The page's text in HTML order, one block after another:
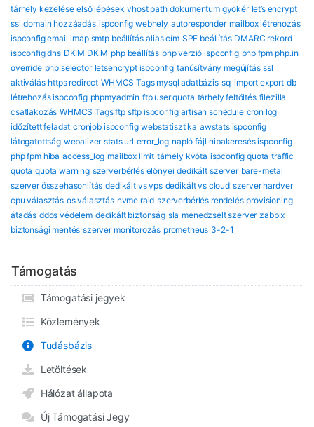
tárhely kezelése első lépések vhost path dokumentum gyökér let’s encrypt
ssl domain hozzáadás ispconfig webhely autoresponder mailbox létrehozás
ispconfig email imap smtp beállítás alias cím SPF beállítás DMARC rekord
ispconfig dns DKIM DKIM php beállítás php verzió ispconfig php fpm php.ini
override php selector letsencrypt ispconfig tanúsítvány megújítás ssl
aktiválás https redirect WHMCS Tags mysql adatbázis sql import export db
létrehozás ispconfig phpmyadmin ftp user quota tárhely feltöltés filezilla
csatlakozás WHMCS Tags ftp sftp ispconfig artisan schedule cron log
időzített feladat cronjob ispconfig webstatisztika awstats ispconfig
látogatottság webalizer stats url error_log napló fájl hibakeresés ispconfig
php fpm hiba access_log mailbox limit tárhely kvóta ispconfig quota traffic
quota quota warning szerverbérlés előnyei dedikált szerver bare-metal
szerver összehasonlítás dedikált vs vps dedikált vs cloud szerver hardver
cpu választás os választás nvme raid szerverbérlés rendelés provisioning
átadás ddos védelem dedikált biztonság sla menedzselt szerver zabbix
biztonsági mentés szerver monitorozás prometheus 3-2-1
Támogatás
Támogatási jegyek
Közlemények
Tudásbázis
Letöltések
Hálózat állapota
Új Támogatási Jegy